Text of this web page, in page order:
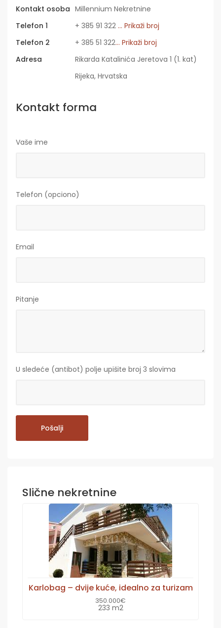
Kontakt osoba Millennium Nekretnine
Telefon 1
+ 385 91 322 ... Prikaži broj
Telefon 2
+ 385 51 322... Prikaži broj
Adresa
Rikarda Katalinića Jeretova 1 (1. kat)
Rijeka, Hrvatska
Kontakt forma
Vaše ime
Telefon (opciono)
Email
Pitanje
U sledeće (antibot) polje upišite broj 3 slovima
Slične nekretnine
Karlobag – dvije kuće, idealno za turizam
350.000€
233 m2